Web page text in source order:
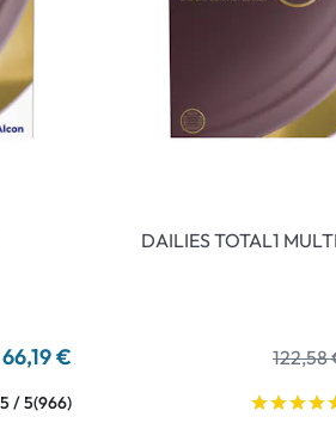
66,19 €
/ 5(966)
DAILIES TOTAL1
122,58